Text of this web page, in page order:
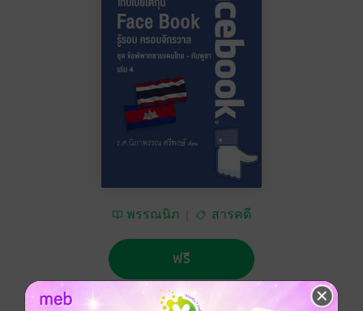
พรรณนิภ สารคดี
ฟรี
No Rating